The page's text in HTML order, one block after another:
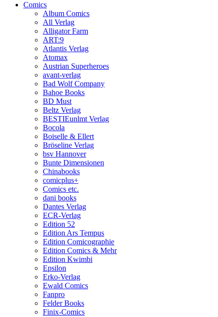
Comics
Album Comics
All Verlag
Alligator Farm
ART:9
Atlantis Verlag
Atomax
Austrian Superheroes
avant-verlag
Bad Wolf Company
Bahoe Books
BD Must
Beltz Verlag
BESTIEunlmt Verlag
Bocola
Boiselle & Ellert
Bröseline Verlag
bsv Hannover
Bunte Dimensionen
Chinabooks
comicplus+
Comics etc.
dani books
Dantes Verlag
ECR-Verlag
Edition 52
Edition Ars Tempus
Edition Comicographie
Edition Comics & Mehr
Edition Kwimbi
Epsilon
Erko-Verlag
Ewald Comics
Fanpro
Felder Books
Finix-Comics